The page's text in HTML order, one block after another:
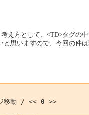
え方として、<TD>タグ
思いますので、今回の件
ジ移動 / << 0 >>